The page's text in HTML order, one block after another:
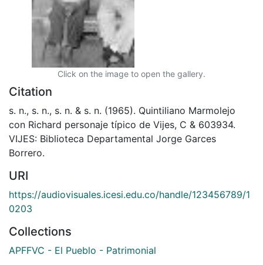
Click on the image to open the gallery.
Citation
s. n., s. n., s. n. & s. n. (1965). Quintiliano Marmolejo
con Richard personaje típico de Vijes, C & 603934.
VIJES: Biblioteca Departamental Jorge Garces
Borrero.
URI
https://audiovisuales.icesi.edu.co/handle/123456789/1
0203
Collections
APFFVC - El Pueblo - Patrimonial